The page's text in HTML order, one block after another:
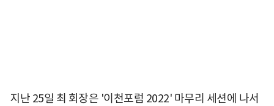
지난 25일 최 회장은 '이천포럼 2022' 마무리 세션에 나서